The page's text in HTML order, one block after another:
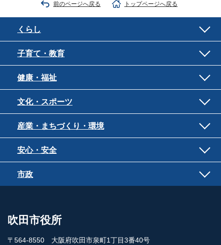
前のページへ戻る トップページへ戻る
くらし
子育て・教育
健康・福祉
文化・スポーツ
産業・まちづくり・環境
安心・安全
市政
吹田市役所
〒564-8550 大阪府吹田市泉町1丁目3番40号